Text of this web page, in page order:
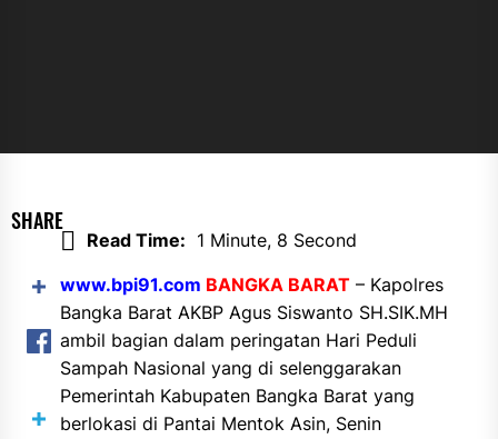
SHARE
Read Time: 1 Minute, 8 Second
www.bpi91.com BANGKA BARAT– Kapolres
Bangka Barat AKBP Agus Siswanto SH.SIK.MH
ambil bagian dalam peringatan Hari Peduli
Sampah Nasional yang di selenggarakan
Pemerintah Kabupaten Bangka Barat yang
berlokasi di Pantai Mentok Asin, Senin